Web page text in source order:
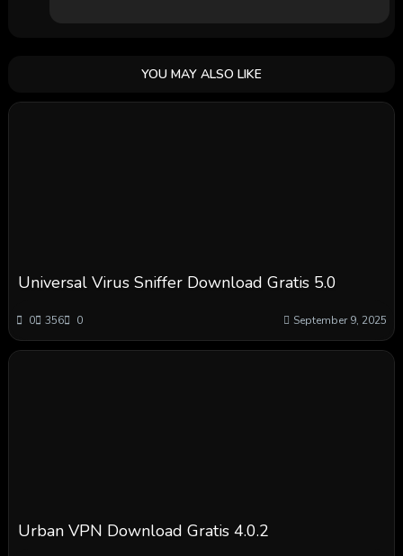
YOU MAY ALSO LIKE
Universal Virus Sniffer Download Gratis 5.0
0 356 0 September 9, 2025
Urban VPN Download Gratis 4.0.2